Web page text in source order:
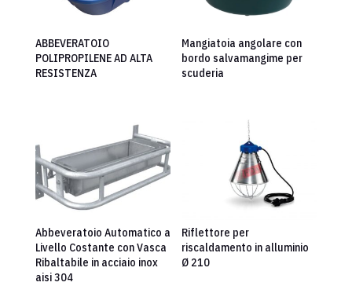
ABBEVERATOIO
POLIPROPILENE AD ALTA
RESISTENZA
Mangiatoia angolare con
bordo salvamangime per
scuderia
Abbeveratoio Automatico a
Livello Costante con Vasca
Ribaltabile in acciaio inox
aisi 304
Riflettore per
riscaldamento in alluminio
Ø 210